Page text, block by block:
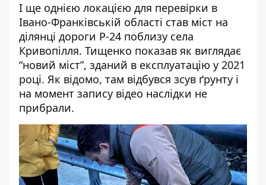
І ще однією локацією для перевірки в
Івано-Франківській області став міст на
ділянці дороги Р-24 поблизу села
Кривопілля. Тищенко показав як виглядає
“новий міст”, зданий в експлуатацію у 2021
році. Як відомо, там відбувся зсув ґрунту і
на момент запису відео наслідки не
прибрали.